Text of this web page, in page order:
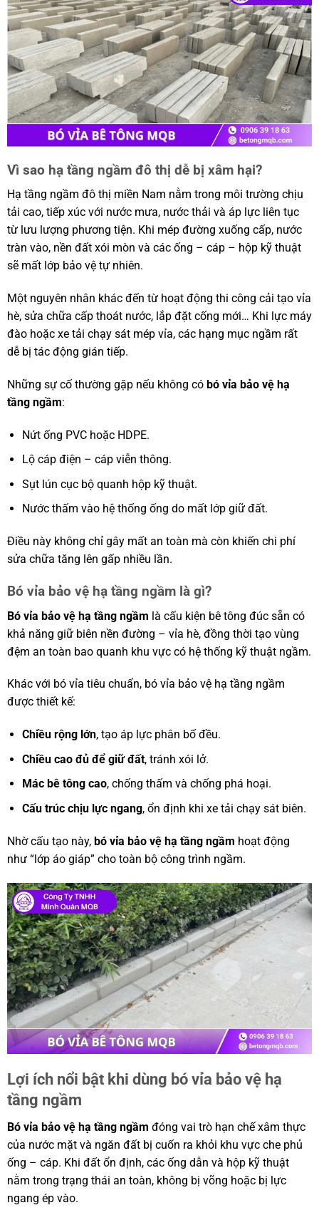
Vì sao hạ tầng ngầm đô thị dễ bị xâm hại?
Hạ tầng ngầm đô thị miền Nam nằm trong môi trường chịu
tải cao, tiếp xúc với nước mưa, nước thải và áp lực liên tục
từ lưu lượng phương tiện. Khi mép đường xuống cấp, nước
tràn vào, nền đất xói mòn và các ống – cáp – hộp kỹ thuật
sẽ mất lớp bảo vệ tự nhiên.
Một nguyên nhân khác đến từ hoạt động thi công cải tạo vỉa
hè, sửa chữa cấp thoát nước, lắp đặt cống mới… Khi lực máy
đào hoặc xe tải chạy sát mép vỉa, các hạng mục ngầm rất
dễ bị tác động gián tiếp.
Những sự cố thường gặp nếu không có bó vỉa bảo vệ hạ
tầng ngầm:
Nứt ống PVC hoặc HDPE.
Lộ cáp điện – cáp viễn thông.
Sụt lún cục bộ quanh hộp kỹ thuật.
Nước thấm vào hệ thống ống do mất lớp giữ đất.
Điều này không chỉ gây mất an toàn mà còn khiến chi phí
sửa chữa tăng lên gấp nhiều lần.
Bó vỉa bảo vệ hạ tầng ngầm là gì?
Bó vỉa bảo vệ hạ tầng ngầm là cấu kiện bê tông đúc sẵn có
khả năng giữ biên nền đường – vỉa hè, đồng thời tạo vùng
đệm an toàn bao quanh khu vực có hệ thống kỹ thuật ngầm.
Khác với bó vỉa tiêu chuẩn, bó vỉa bảo vệ hạ tầng ngầm
được thiết kế:
Chiều rộng lớn, tạo áp lực phân bố đều.
Chiều cao đủ để giữ đất, tránh xói lở.
Mác bê tông cao, chống thấm và chống phá hoại.
Cấu trúc chịu lực ngang, ổn định khi xe tải chạy sát biên.
Nhờ cấu tạo này, bó vỉa bảo vệ hạ tầng ngầm hoạt động
như “lớp áo giáp” cho toàn bộ công trình ngầm.
Lợi ích nổi bật khi dùng bó vỉa bảo vệ hạ
tầng ngầm
Bó vỉa bảo vệ hạ tầng ngầm đóng vai trò hạn chế xâm thực
của nước mặt và ngăn đất bị cuốn ra khỏi khu vực che phủ
ống – cáp. Khi đất ổn định, các ống dẫn và hộp kỹ thuật
nằm trong trạng thái an toàn, không bị võng hoặc bị lực
ngang ép vào.